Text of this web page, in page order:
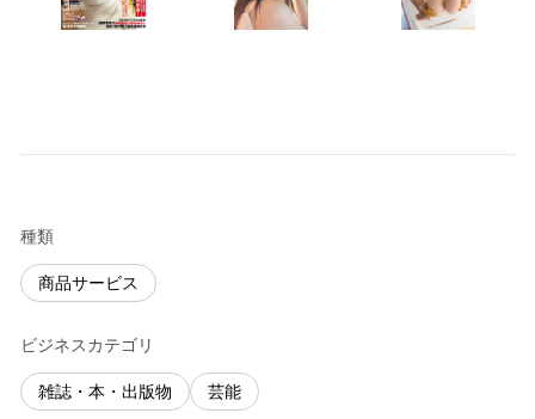
種類
商品サービス
ビジネスカテゴリ
雑誌・本・出版物 芸能